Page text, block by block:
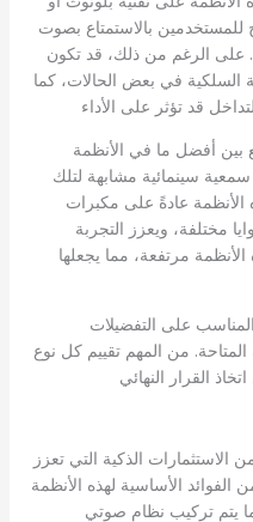
للمستخدمين بالاستمتاع بصوت
على الرغم من ذلك، قد تكون
السلكية في بعض الحالات، كما
بين أفضل ما في الأنظمة
سينمائية مشابهة لتلك
الأنظمة عادةً على مكبرات
مختلفة، ويعزز التجربة
مرتفعة، مما يجعلها
على التفضيلات
المتاحة. من المهم تقييم كل نوع
الذكية التي تعزز
الأساسية لهذه الأنظمة
يتم تركيب نظام صوتي